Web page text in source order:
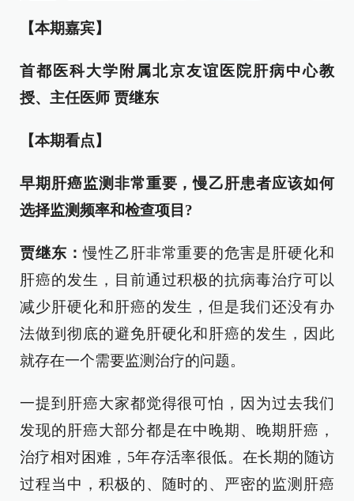
【本期嘉宾】
首都医科大学附属北京友谊医院肝病中心教
授、主任医师 贾继东
【本期看点】
早期肝癌监测非常重要，慢乙肝患者应该如何
选择监测频率和检查项目?
贾继东：慢性乙肝非常重要的危害是肝硬化和
肝癌的发生，目前通过积极的抗病毒治疗可以
减少肝硬化和肝癌的发生，但是我们还没有办
法做到彻底的避免肝硬化和肝癌的发生，因此
就存在一个需要监测治疗的问题。
一提到肝癌大家都觉得很可怕，因为过去我们
发现的肝癌大部分都是在中晚期、晚期肝癌，
治疗相对困难，5年存活率很低。在长期的随访
过程当中，积极的、随时的、严密的监测肝癌